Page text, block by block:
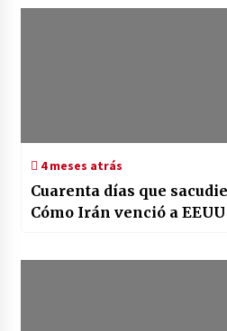
4 meses atrás
Cuarenta días que
Cómo Irán venció a EEUU